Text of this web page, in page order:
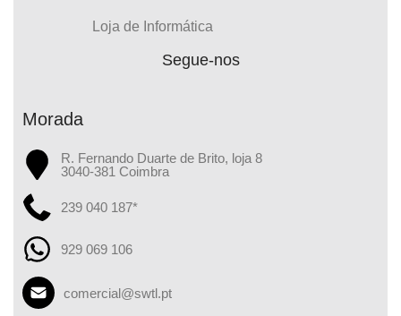
Loja de Informática
Segue-nos
Morada
R. Fernando Duarte de Brito, loja 8
3040-381 Coimbra
239 040 187*
929 069 106
comercial@swtl.pt